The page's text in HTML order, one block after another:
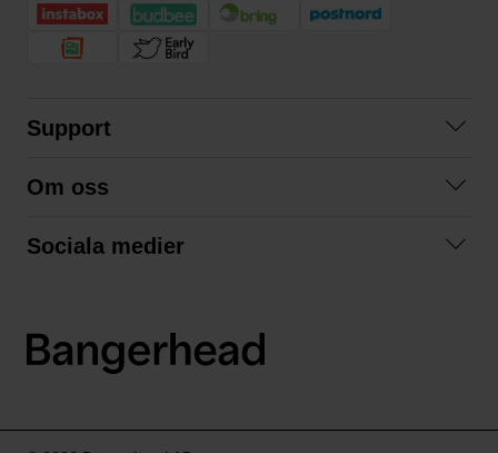
Support
Köpvillkor
Om oss
Våra fraktalternativ
Sociala medier
LinkedIn